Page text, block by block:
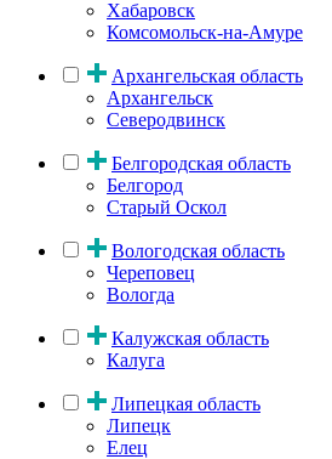
Хабаровск
Комсомольск-на-Амуре
Архангельская область
Архангельск
Северодвинск
Белгородская область
Белгород
Старый Оскол
Вологодская область
Череповец
Вологда
Калужская область
Калуга
Липецкая область
Липецк
Елец